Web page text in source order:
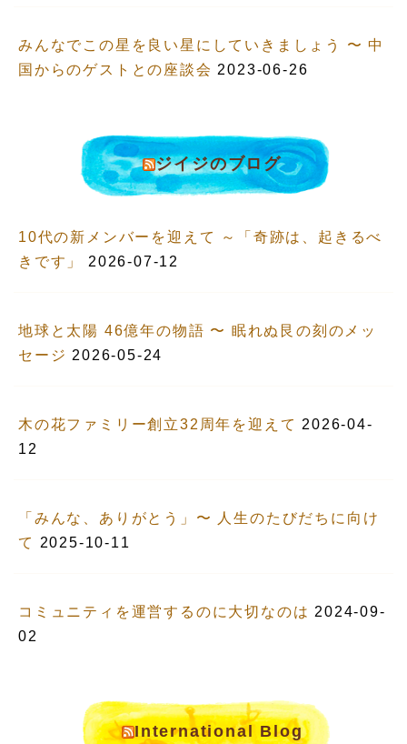
みんなでこの星を良い星にしていきましょう 〜 中
国からのゲストとの座談会 2023-06-26
ジイジのブログ
10代の新メンバーを迎えて ～「奇跡は、起きるべ
きです」
2026-07-12
地球と太陽 46億年の物語 〜 眠れぬ艮の刻のメッ
セージ 2026-05-24
木の花ファミリー創立32周年を迎えて 2026-04-
12
「みんな、ありがとう」〜 人生のたびだちに向け
て
2025-10-11
コミュニティを運営するのに大切なのは 2024-09-
02
International Blog